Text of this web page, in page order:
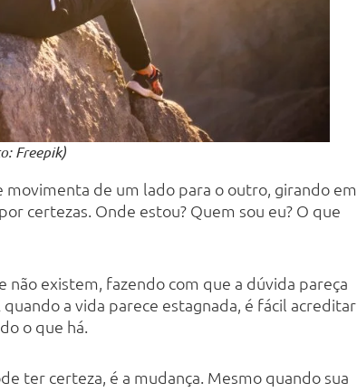
Freepik)
movimenta de um lado para o outro, girando em
certezas. Onde estou? Quem sou eu? O que
existem, fazendo com que a dúvida pareça
a vida parece estagnada, é fácil acreditar
o que há.
ter certeza, é a mudança. Mesmo quando sua